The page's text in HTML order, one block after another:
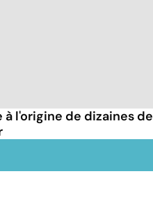
l'origine de dizaines de